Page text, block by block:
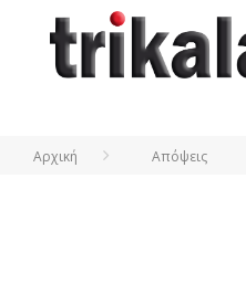
Αρχική Απόψεις